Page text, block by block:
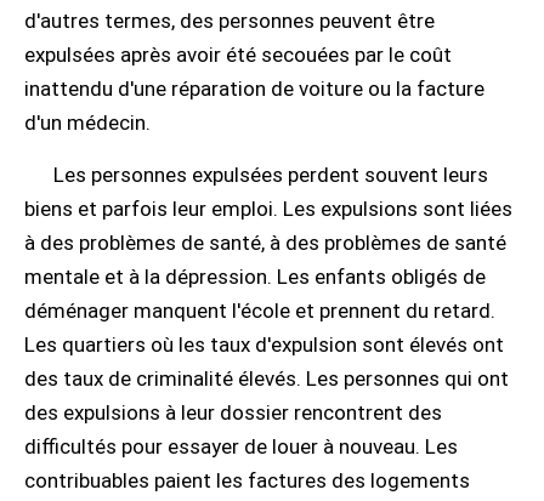
d'autres termes, des personnes peuvent être
expulsées après avoir été secouées par le coût
inattendu d'une réparation de voiture ou la facture
d'un médecin.
Les personnes expulsées perdent souvent leurs
biens et parfois leur emploi. Les expulsions sont liées
à des problèmes de santé, à des problèmes de santé
mentale et à la dépression. Les enfants obligés de
déménager manquent l'école et prennent du retard.
Les quartiers où les taux d'expulsion sont élevés ont
des taux de criminalité élevés. Les personnes qui ont
des expulsions à leur dossier rencontrent des
difficultés pour essayer de louer à nouveau. Les
contribuables paient les factures des logements